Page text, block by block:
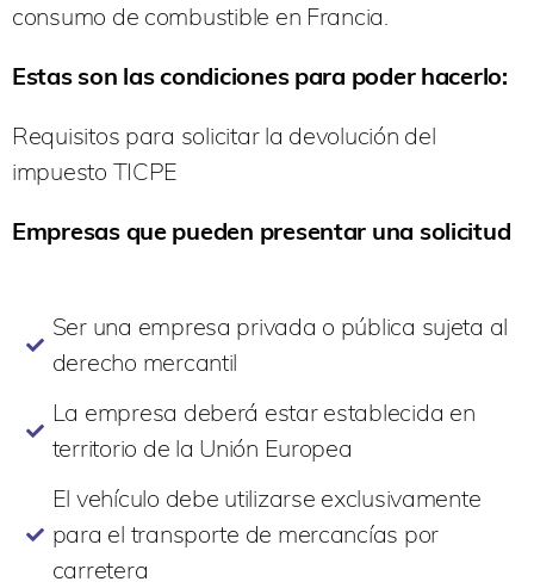
consumo de combustible en Francia.
Estas son las condiciones para poder hacerlo:
Requisitos para solicitar la devolución del
impuesto TICPE
Empresas que pueden presentar una solicitud
Ser una empresa privada o pública sujeta al
derecho mercantil
La empresa deberá estar establecida en
territorio de la Unión Europea
El vehículo debe utilizarse exclusivamente
para el transporte de mercancías por
carretera